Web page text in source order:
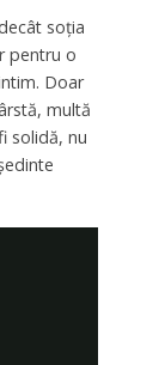
soţia
pentru o
Doar
multă
solidă, nu